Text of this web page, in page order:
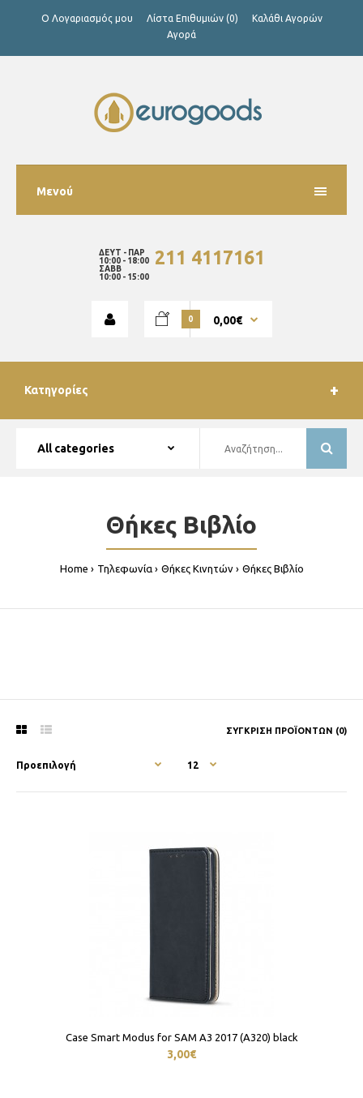
Ο Λογαριασμός μου Λίστα Επιθυμιών (0)
Καλάθι Αγορών
Αγορά
Μενού
ΔΕΥΤ - ΠΑΡ
10:00 - 18:00
ΣΑΒΒ
10:00 - 15:00
211 4117161
0 0,00€
Κατηγορίες
Θήκες Βιβλίο
Home Τηλεφωνία Θήκες Κινητών Θήκες Βιβλίο
ΣΎΓΚΡΙΣΗ ΠΡΟΪΌΝΤΩΝ (0)
Case Smart Modus for SAM A3 2017 (A320) black
3,00€